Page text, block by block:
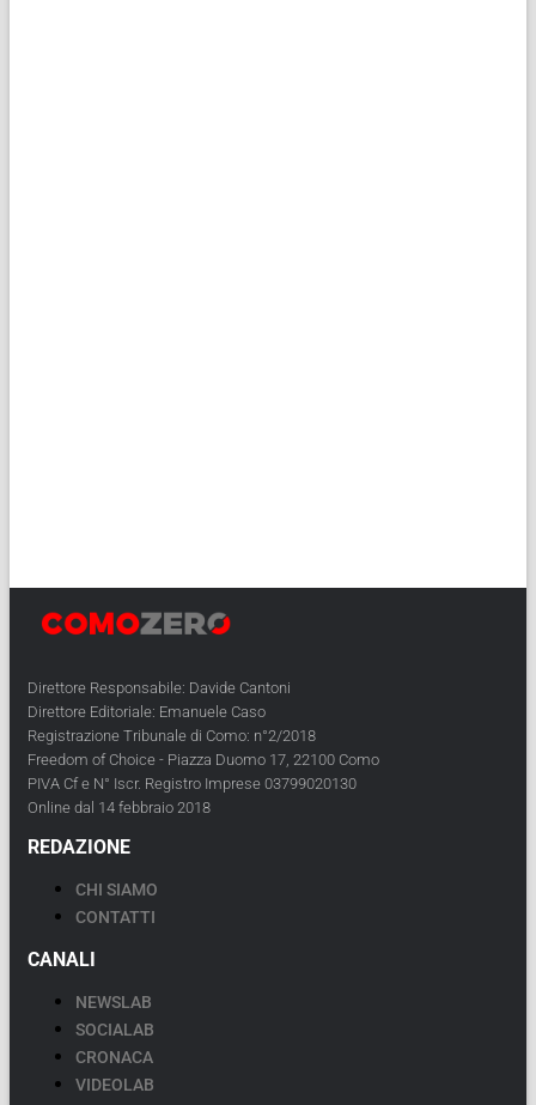
Direttore Responsabile: Davide Cantoni
Direttore Editoriale: Emanuele Caso
Registrazione Tribunale di Como: n°2/2018
Freedom of Choice - Piazza Duomo 17, 22100 Como
PIVA Cf e N° Iscr. Registro Imprese 03799020130
Online dal 14 febbraio 2018
REDAZIONE
CHI SIAMO
CONTATTI
CANALI
NEWSLAB
SOCIALAB
CRONACA
VIDEOLAB